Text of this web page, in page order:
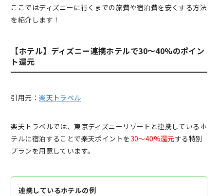
ここではディズニーに行くまでの旅費や宿泊費を安くする方法
を紹介します！
【ホテル】ディズニー連携ホテルで30～40%のポイン
ト還元
引用元：楽天トラベル
楽天トラベルでは、東京ディズニーリゾートと連携しているホ
テルに宿泊することで楽天ポイントを30～40%還元する特別
プランを用意しています。
連携しているホテルの例